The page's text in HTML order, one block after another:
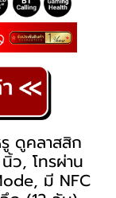
ดูคลาสสิก
ว, โทรผ่าน
มี NFC